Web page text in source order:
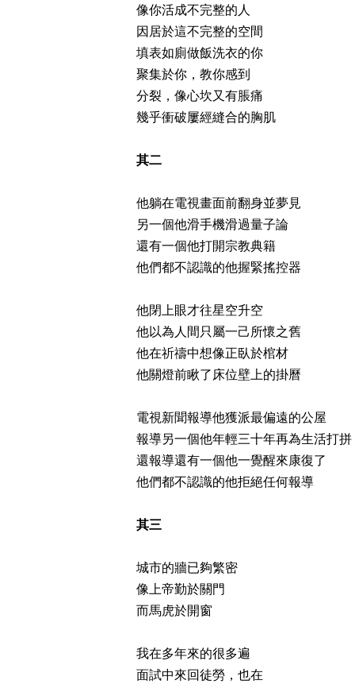
像你活成不完整的人
因居於這不完整的空間
填表如廁做飯洗衣的你
聚集於你，教你感到
分裂，像心坎又有脹痛
幾乎衝破屢經縫合的胸肌
其二
他躺在電視畫面前翻身並夢見
另一個他滑手機滑過量子論
還有一個他打開宗教典籍
他們都不認識的他握緊搖控器
他閉上眼才往星空升空
他以為人間只屬一己所懷之舊
他在祈禱中想像正臥於棺材
他關燈前瞅了床位壁上的掛曆
電視新聞報導他獲派最偏遠的公屋
報導另一個他年輕三十年再為生活打拼
還報導還有一個他一覺醒來康復了
他們都不認識的他拒絕任何報導
其三
城市的牆已夠繁密
像上帝勤於關門
而馬虎於開窗
我在多年來的很多遍
面試中來回徒勞，也在